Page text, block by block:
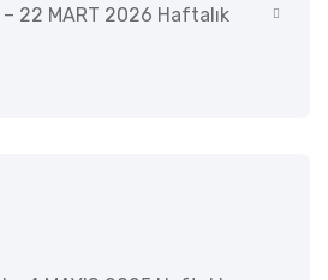
– 22 MART 2026 Haftalık